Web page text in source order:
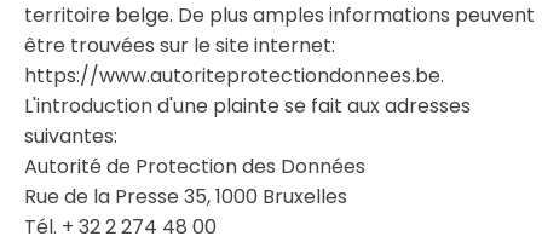
territoire belge. De plus amples informations peuvent
être trouvées sur le site internet:
https://www.autoriteprotectiondonnees.be.
L'introduction d'une plainte se fait aux adresses
suivantes:
Autorité de Protection des Données
Rue de la Presse 35, 1000 Bruxelles
Tél. + 32 2 274 48 00